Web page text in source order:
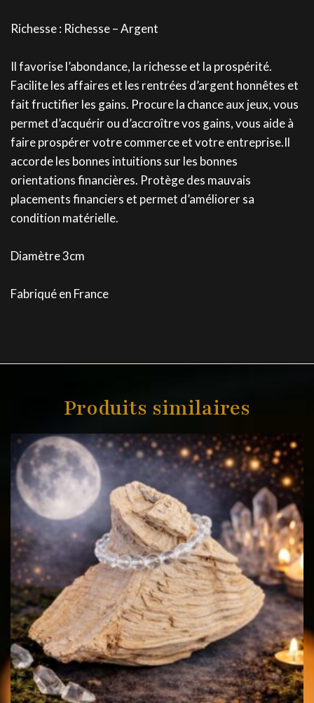
Richesse : Richesse – Argent
Il favorise l’abondance, la richesse et la prospérité.
Facilite les affaires et les rentrées d’argent honnêtes et
fait fructifier les gains. Procure la chance aux jeux, vous
permet d’acquérir ou d’accroître vos gains, vous aide à
faire prospérer votre commerce et votre entreprise.Il
accorde les bonnes intuitions sur les bonnes
orientations financières. Protège des mauvais
placements financiers et permet d’améliorer sa
condition matérielle.
Diamètre 3cm
Fabriqué en France
Produits similaires